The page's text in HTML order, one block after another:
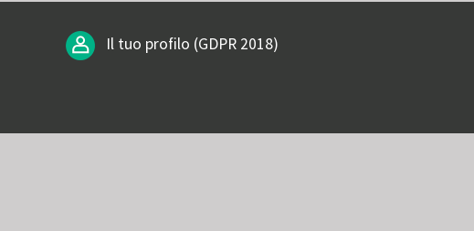
Il tuo profilo (GDPR 2018)